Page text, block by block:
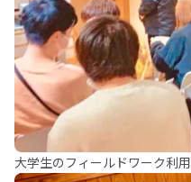
大学生のフィールドワーク利用